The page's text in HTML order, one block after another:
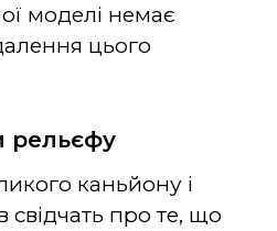
моделі немає
цього
рельєфу
каньйону і
свідчать про те, що